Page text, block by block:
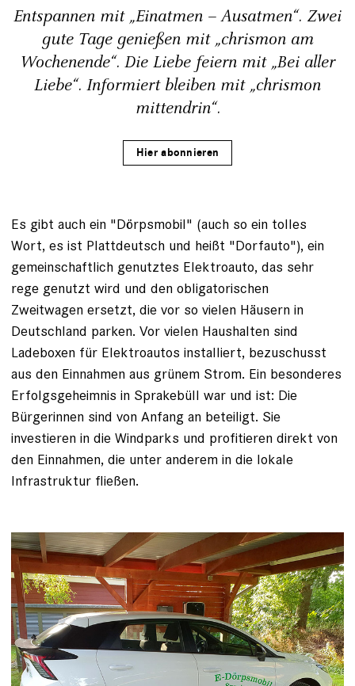
Entspannen mit „Einatmen – Ausatmen“. Zwei
gute Tage genießen mit „chrismon am
Wochenende“. Die Liebe feiern mit „Bei aller
Liebe“. Informiert bleiben mit „chrismon
mittendrin“.
Hier abonnieren
Es gibt auch ein "Dörpsmobil" (auch so ein tolles
Wort, es ist Plattdeutsch und heißt "Dorfauto"), ein
gemeinschaftlich genutztes Elektroauto, das sehr
rege genutzt wird und den obligatorischen
Zweitwagen ersetzt, die vor so vielen Häusern in
Deutschland parken. Vor vielen Haushalten sind
Ladeboxen für Elektroautos installiert, bezuschusst
aus den Einnahmen aus grünem Strom. Ein besonderes
Erfolgsgeheimnis in Sprakebüll war und ist: Die
Bürgerinnen sind von Anfang an beteiligt. Sie
investieren in die Windparks und profitieren direkt von
den Einnahmen, die unter anderem in die lokale
Infrastruktur fließen.